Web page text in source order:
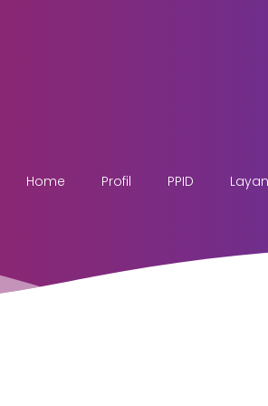
Home Profil PPID